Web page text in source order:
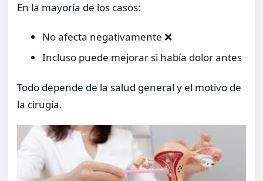
En la mayoría de los casos:
No afecta negativamente ❌
Incluso puede mejorar si había dolor antes
Todo depende de la salud general y el motivo de
la cirugía.